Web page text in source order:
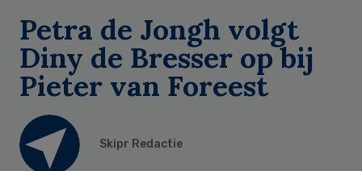
Petra de Jongh volgt
Diny de Bresser op bij
Pieter van Foreest
Skipr Redactie